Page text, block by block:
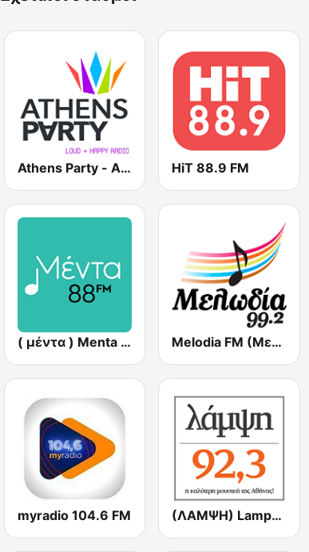
Athens Party - Αθήναι HiT 88.9 FM
( μέντα ) Menta 88 FM Melodia FM (Μελωδία 99.2)
myradio 104.6 FM (ΛΑΜΨΗ) Lampsi 92.3 FM